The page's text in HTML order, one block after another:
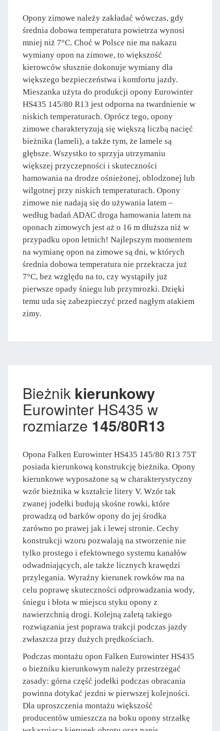
Opony zimowe należy zakładać wówczas, gdy
średnia dobowa temperatura powietrza wynosi
mniej niż 7°C. Choć w Polsce nie ma nakazu
wymiany opon na zimowe, to większość
kierowców słusznie dokonuje wymiany dla
większego bezpieczeństwa i komfortu jazdy.
Mieszanka użyta do produkcji opony Eurowinter
HS435 145/80 R13 jest odporna na twardnienie w
niskich temperaturach. Oprócz tego, opony
zimowe charakteryzują się większą liczbą nacięć
bieżnika (lameli), a także tym, że lamele są
głębsze. Wszystko to sprzyja utrzymaniu
większej przyczepności i skuteczności
hamowania na drodze ośnieżonej, oblodzonej lub
wilgotnej przy niskich temperaturach. Opony
zimowe nie nadają się do używania latem –
według badań ADAC droga hamowania latem na
oponach zimowych jest aż o 16 m dłuższa niż w
przypadku opon letnich! Najlepszym momentem
na wymianę opon na zimowe są dni, w których
średnia dobowa temperatura nie przekracza już
7°C, bez względu na to, czy wystąpiły już
pierwsze opady śniegu lub przymrozki. Dzięki
temu uda się zabezpieczyć przed nagłym atakiem
zimy.
Bieżnik kierunkowy
Eurowinter HS435 w
rozmiarze 145/80R13
Opona Falken Eurowinter HS435 145/80 R13 75T
posiada kierunkową konstrukcję bieżnika. Opony
kierunkowe wyposażone są w charakterystyczny
wzór bieżnika w kształcie litery V. Wzór tak
zwanej jodełki budują skośne rowki, które
prowadzą od barków opony do jej środka
zarówno po prawej jak i lewej stronie. Cechy
konstrukcji wzoru pozwalają na stworzenie nie
tylko prostego i efektownego systemu kanałów
odwadniających, ale także licznych krawędzi
przylegania. Wyraźny kierunek rowków ma na
celu poprawę skuteczności odprowadzania wody,
śniegu i błota w miejscu styku opony z
nawierzchnią drogi. Kolejną zaletą takiego
rozwiązania jest poprawa trakcji podczas jazdy
zwłaszcza przy dużych prędkościach.
Podczas montażu opon Falken Eurowinter HS435
o bieżniku kierunkowym należy przestrzegać
zasady: górna część jodełki podczas obracania
powinna dotykać jezdni w pierwszej kolejności.
Dla uproszczenia montażu większość
producentów umieszcza na boku opony strzałkę